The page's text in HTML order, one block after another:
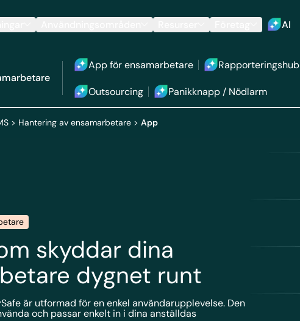
AI
App för ensamarbetare Rapporteringshub
Outsourcing Panikknapp / Nödlarm
> Hantering av ensamarbetare > App
skyddar dina
dygnet runt
är utformad för en enkel användarupplevelse. Den
och passar enkelt in i dina anställdas